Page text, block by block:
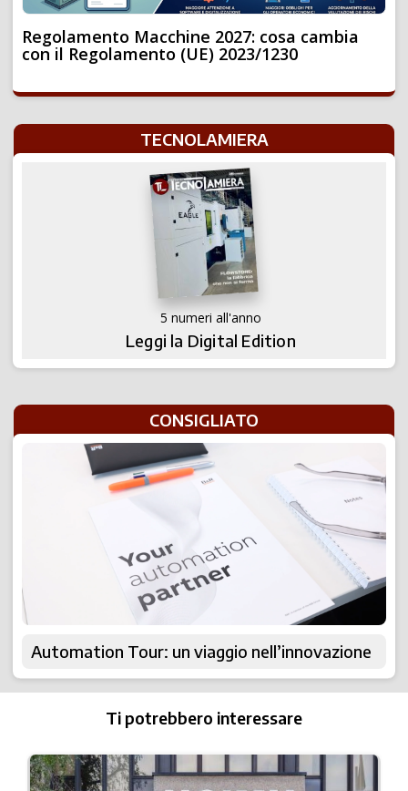
Regolamento Macchine 2027: cosa cambia
con il Regolamento (UE) 2023/1230
TECNOLAMIERA
5 numeri all'anno
Leggi la Digital Edition
CONSIGLIATO
Automation Tour: un viaggio nell’innovazione
Ti potrebbero interessare